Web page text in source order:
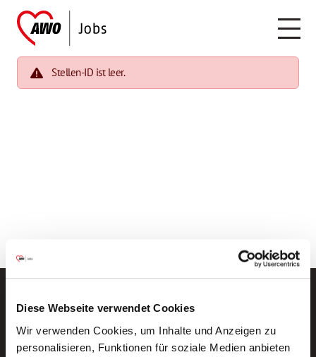
Diese Webseite verwendet Cookies
Wir verwenden Cookies, um Inhalte und Anzeigen zu
personalisieren, Funktionen für soziale Medien anbieten
Stellen-ID ist leer.
Neue Stellen per E-Mail.